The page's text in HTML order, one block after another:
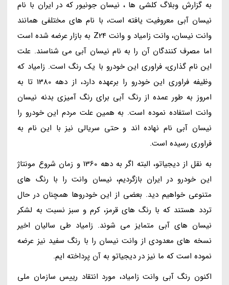
به گزارش وبلاگ کلشی ها ، نیسان جونیور که در ایران با نام
نیسان آبی معروفیت یافته است، با نام های مختلفی همانند
وانت نیسان، وانت زامیاد و وانت Z24 به بازار عرضه شده است
اما مصرف کنندگان آن را به نام نیسان آبی می شناسند. علت
این نام گذاری، فراوری این خودرو با یک رنگ است. زامیاد که
وظیفه فراوری این خودرو را برعهده دارد، از دهه 1380 تا به
امروز به طور عمده از رنگ آبی برای رنگ آمیزی بدنه نیسان
وانت استفاده نموده است. به همین علت مردم این خودرو را
نیسان آبی نام نهاده اند و حتی سریالی نیز با این نام به
فراوری رسیده است.
به نقل از دیجیاتو، البته اگر به دهه 1360 و زمان شروع مونتاژ
این خودرو در ایران بازگردیم، نیسان وانت را با رنگ های
متنوعی خواهیم دید. بعضی از این خودروها همچنان در حال
تردد هستند که با رنگ های قرمز، کرم و سبز نسبت به لشکر
نیسان های آبی متمایز می شوند. زامیاد طی سالیان اخیر
نسخه های معدودی از وانت نیسان را با رنگ سفید نیز عرضه
نموده است که ما نیز در دیجیاتو به آن پرداخته ایم.
اکنون رنگ آبی وانت زامیاد، مورد انتقاد رییس سازمان ملی